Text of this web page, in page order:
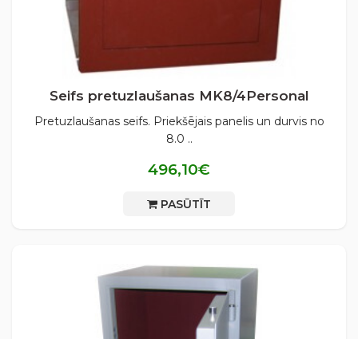
Seifs pretuzlaušanas MK8/4Personal
Pretuzlaušanas seifs. Priekšējais panelis un durvis no
8.0 ..
496,10€
PASŪTĪT